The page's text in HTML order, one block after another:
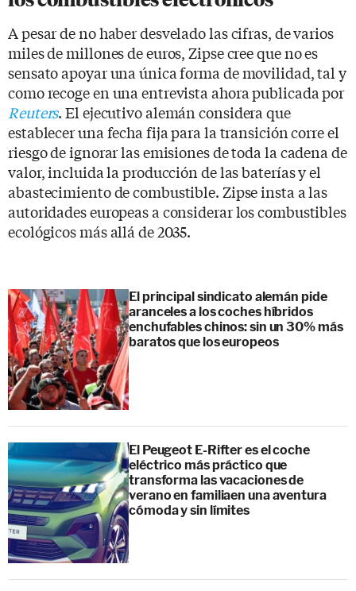
A pesar de no haber desvelado las cifras, de varios
miles de millones de euros, Zipse cree que no es
sensato apoyar una única forma de movilidad, tal y
como recoge en una entrevista ahora publicada por
Reuters. El ejecutivo alemán considera que
establecer una fecha fija para la transición corre el
riesgo de ignorar las emisiones de toda la cadena de
valor, incluida la producción de las baterías y el
abastecimiento de combustible. Zipse insta a las
autoridades europeas a considerar los combustibles
ecológicos más allá de 2035.
El principal sindicato alemán pide
aranceles a los coches híbridos
enchufables chinos: sin un 30% más
baratos que los europeos
El Peugeot E-Rifter es el coche
eléctrico más práctico que
transforma las vacaciones de
verano en familiaen una aventura
cómoda y sin límites